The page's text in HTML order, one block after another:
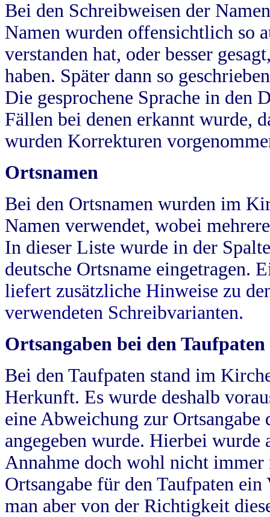
Bei den Schreibweisen der
Namen wurden offensichtlich so
verstanden hat, oder besser
haben. Später dann so
Die gesprochene Sprache in
Fällen bei denen erkannt wurde,
wurden Korrekturen
Ortsnamen
Bei den Ortsnamen wurden im
Namen verwendet, wobei
In dieser Liste wurde in der
deutsche Ortsname eingetragen.
liefert zusätzliche Hinweise zu
verwendeten Schreibvarianten.
Ortsangaben bei den Taufpaten
Bei den Taufpaten stand im
Herkunft. Es wurde deshalb
eine Abweichung zur
angegeben wurde. Hierbei wurde
Annahme doch wohl nicht
Ortsangabe für den Taufpaten
man aber von der Richtigkeit